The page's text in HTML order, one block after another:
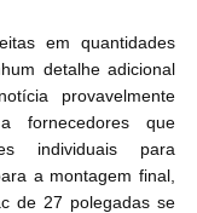
em quantidades
detalhe adicional
provavelmente
fornecedores que
individuais para
a montagem final,
de 27 polegadas se